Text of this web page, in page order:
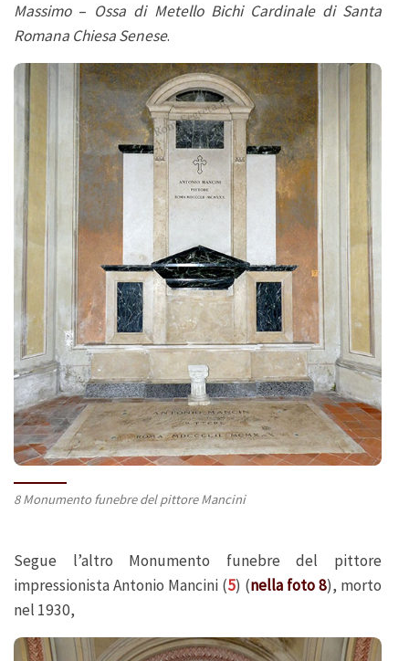
Massimo– Ossa di Metello Bichi Cardinale di Santa
Romana Chiesa Senese.
8 Monumento funebre del pittore Mancini
Segue l’altro Monumento funebre del pittore
impressionista Antonio Mancini (5) (nella foto 8), morto
nel 1930,